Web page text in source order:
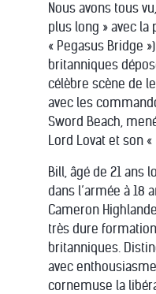
Nous avons tous
plus long » avec la
« Pegasus Bridge
britanniques
célèbre scène de
avec les
Sword Beach,
Lord Lovat et son
Bill, âgé de 21 ans
dans l’armée à 18
Cameron
très dure
britanniques.
avec
cornemuse la